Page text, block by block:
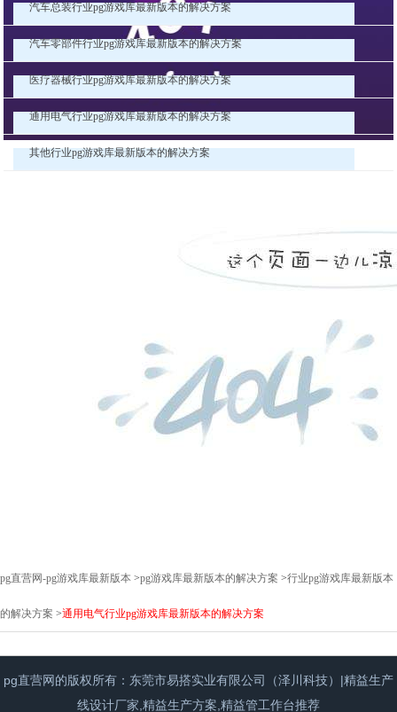
汽车总装行业pg游戏库最新版本的解决方案
汽车零部件行业pg游戏库最新版本的解决方案
医疗器械行业pg游戏库最新版本的解决方案
通用电气行业pg游戏库最新版本的解决方案
其他行业pg游戏库最新版本的解决方案
pg直营网-pg游戏库最新版本 >pg游戏库最新版本的解决方案 >行业pg游戏库最新版本
的解决方案 >通用电气行业pg游戏库最新版本的解决方案
pg直营网的版权所有：东莞市易搭实业有限公司（泽川科技）|精益生产
线设计厂家,精益生产方案,精益管工作台推荐